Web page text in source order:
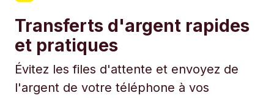
Transferts d'argent rapides
et pratiques
Évitez les files d'attente et envoyez de
l'argent de votre téléphone à vos